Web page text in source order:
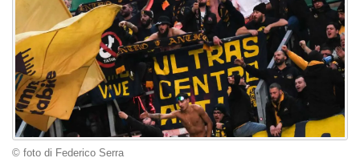
© foto di Federico Serra